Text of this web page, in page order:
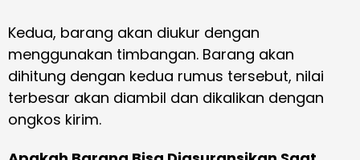
Kedua, barang akan diukur dengan
menggunakan timbangan. Barang akan
dihitung dengan kedua rumus tersebut, nilai
terbesar akan diambil dan dikalikan dengan
ongkos kirim.